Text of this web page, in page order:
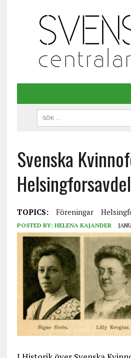
Svenska
TOPICS: Föreningar
POSTED BY: HELENA KAJANDER